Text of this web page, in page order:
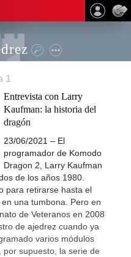
1
Entrevista con Larry
Kaufman: la historia del
dragón
23/06/2021 – El
programador de Komodo
Dragon 2, Larry Kaufman
de los años 1980.
para retirarse hasta el
una tumbona. Pero en
de Veteranos en 2008
de ajedrez cuando ya
varios módulos
por supuesto, la serie de